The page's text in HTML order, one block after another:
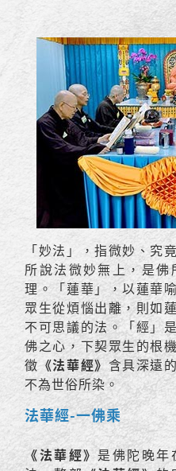
「妙法」，指微妙、究
所說法微妙無上，是
理。「蓮華」，以蓮華
眾生從煩惱出離，則如
不可思議的法。「經」
佛之心，下契眾生的根
徵 《法華經》含具深遠
不為世俗所染。
法華經-一佛乘
《法華經》是佛陀晚年